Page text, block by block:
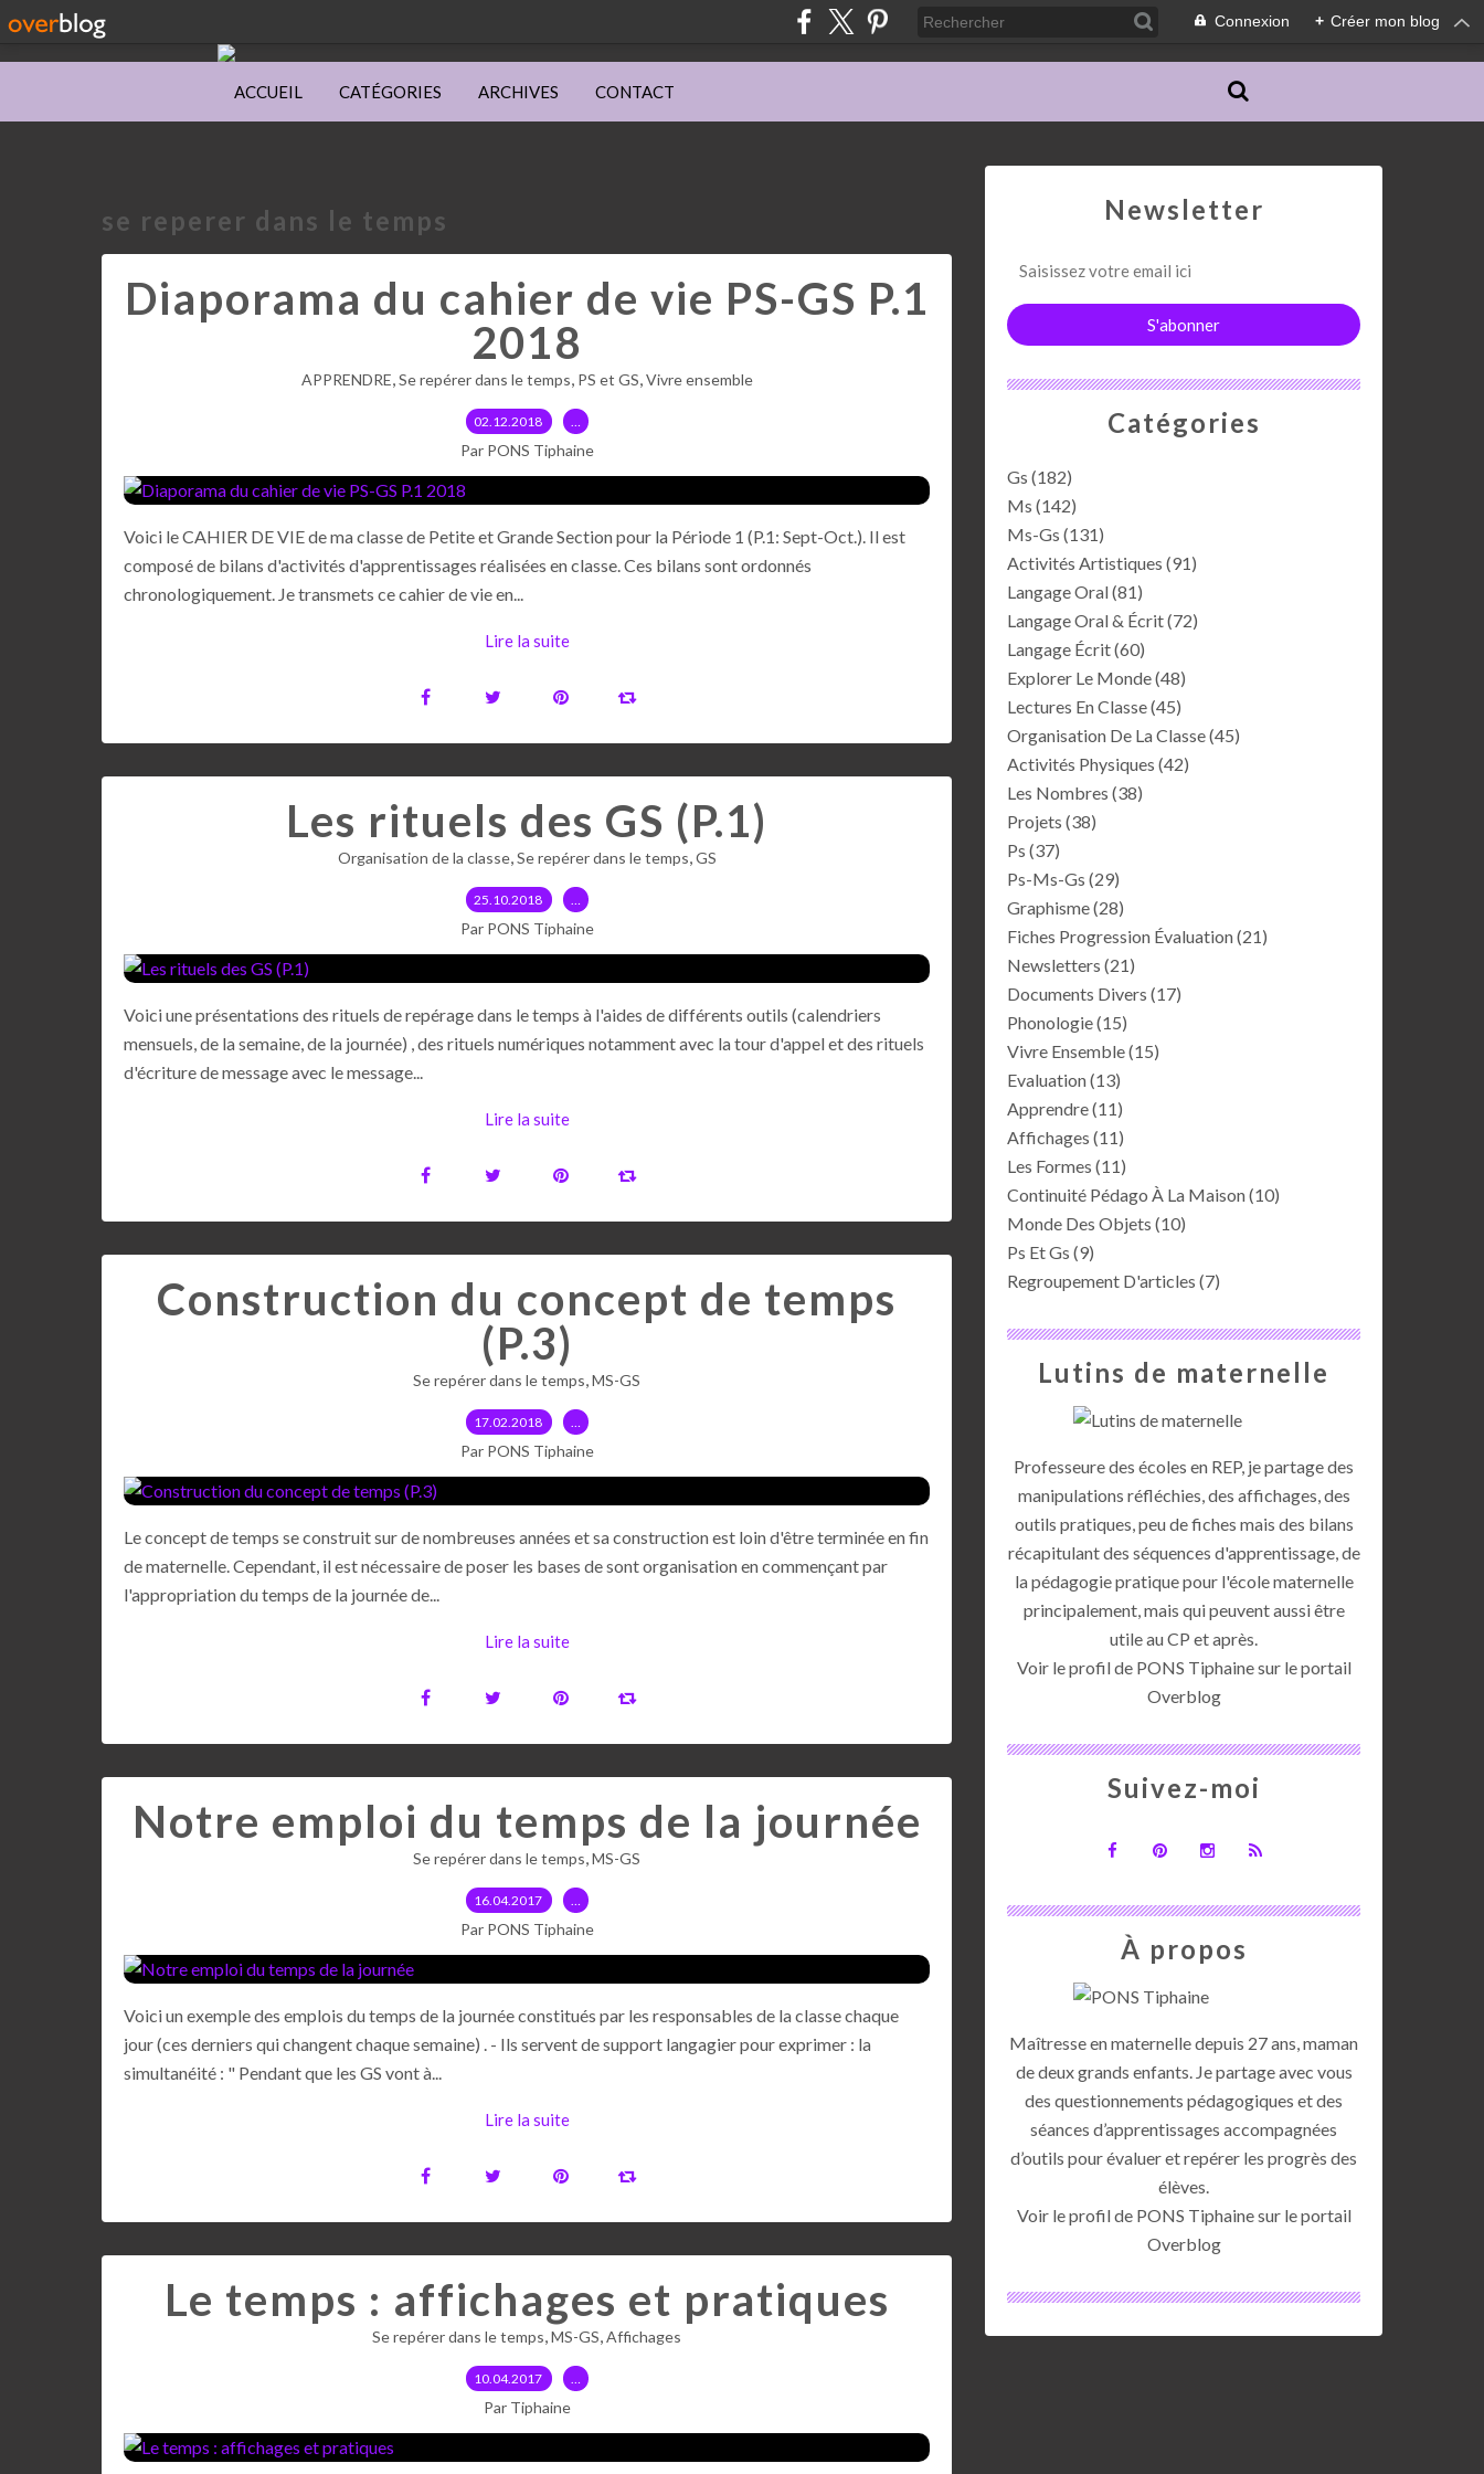
Connexion + Créer mon blog
ACCUEIL CATÉGORIES ARCHIVES CONTACT
se reperer dans le temps
Diaporama du cahier de vie PS-GS P.1
2018
APPRENDRE,Se repérer dans le temps, PS et GS,Vivre ensemble
02.12.2018 …
Par PONS Tiphaine
Voici le CAHIER DE VIE de ma classe de Petite et Grande Section pour la Période 1 (P.1: Sept-Oct.). Il est
composé de bilans d'activités d'apprentissages réalisées en classe. Ces bilans sont ordonnés
chronologiquement. Je transmets ce cahier de vie en...
Lire la suite
Les rituels des GS (P.1)
Organisation de la classe,Se repérer dans le temps,GS
25.10.2018 …
Par PONS Tiphaine
Voici une présentations des rituels de repérage dans le temps à l'aides de différents outils (calendriers
mensuels, de la semaine, de la journée) , des rituels numériques notamment avec la tour d'appel et des rituels
d'écriture de message avec le message...
Lire la suite
Construction du concept de temps
(P.3)
Se repérer dans le temps,MS-GS
17.02.2018 …
Par PONS Tiphaine
Le concept de temps se construit sur de nombreuses années et sa construction est loin d'être terminée en fin
de maternelle. Cependant, il est nécessaire de poser les bases de sont organisation en commençant par
l'appropriation du temps de la journée de...
Lire la suite
Notre emploi du temps de la journée
Se repérer dans le temps,MS-GS
16.04.2017 …
Par PONS Tiphaine
Voici un exemple des emplois du temps de la journée constitués par les responsables de la classe chaque
jour (ces derniers qui changent chaque semaine) . - Ils servent de support langagier pour exprimer : la
simultanéité : " Pendant que les GS vont à...
Lire la suite
Le temps : affichages et pratiques
Se repérer dans le temps,MS-GS,Affichages
10.04.2017 …
Par Tiphaine
Newsletter
Catégories
Gs (182)
Ms (142)
Ms-Gs (131)
Activités Artistiques (91)
Langage Oral(81)
Langage Oral & Écrit(72)
Langage Écrit(60)
Explorer Le Monde(48)
Lectures En Classe(45)
Organisation De La Classe(45)
Activités Physiques (42)
Les Nombres (38)
Projets (38)
Ps (37)
Ps-Ms-Gs (29)
Graphisme(28)
Fiches Progression Évaluation(21)
Newsletters (21)
Documents Divers (17)
Phonologie(15)
Vivre Ensemble(15)
Evaluation(13)
Apprendre(11)
Affichages (11)
Les Formes (11)
Continuité Pédago À La Maison(10)
Monde Des Objets (10)
Ps Et Gs (9)
Regroupement D'articles (7)
Lutins de maternelle
Professeure des écoles en REP, je partage des
manipulations réfléchies, des affichages, des
outils pratiques, peu de fiches mais des bilans
récapitulant des séquences d'apprentissage, de
la pédagogie pratique pour l'école maternelle
principalement, mais qui peuvent aussi être
utile au CP et après.
Voir le profil de PONS Tiphainesur le portail
Overblog
Suivez-moi
À propos
Maîtresse en maternelle depuis 27 ans, maman
de deux grands enfants. Je partage avec vous
des questionnements pédagogiques et des
séances d’apprentissages accompagnées
d’outils pour évaluer et repérer les progrès des
élèves.
Voir le profil de PONS Tiphainesur le portail
Overblog